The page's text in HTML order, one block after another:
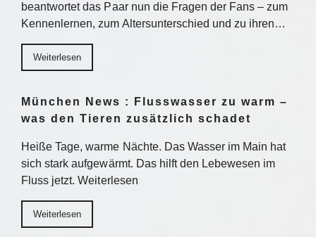
beantwortet das Paar nun die Fragen der Fans – zum
Kennenlernen, zum Altersunterschied und zu ihren…
Weiterlesen
München News : Flusswasser zu warm –
was den Tieren zusätzlich schadet
Heiße Tage, warme Nächte. Das Wasser im Main hat
sich stark aufgewärmt. Das hilft den Lebewesen im
Fluss jetzt. Weiterlesen
Weiterlesen